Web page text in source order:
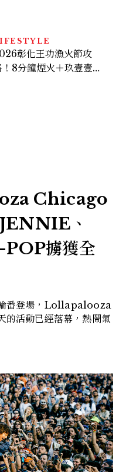
彰化王功漁火節攻
！8分鐘煙火＋玖壹壹、
Chicago
、
擄獲全
番登場，Lollapalooza
的活動已經落幕，熱鬧氣